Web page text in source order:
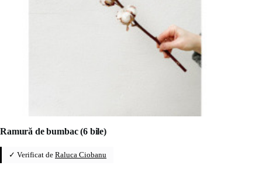
Ramură de bumbac (6 bile)
✓ Verificat de Raluca Ciobanu